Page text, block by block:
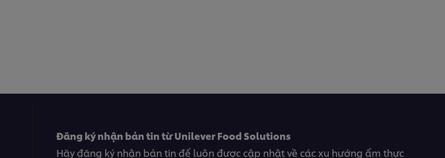
Đăng ký nhận bản tin từ Unilever Food Solutions
Hãy đăng ký nhận bản tin để luôn được cập nhật về các xu hướng ẩm thực